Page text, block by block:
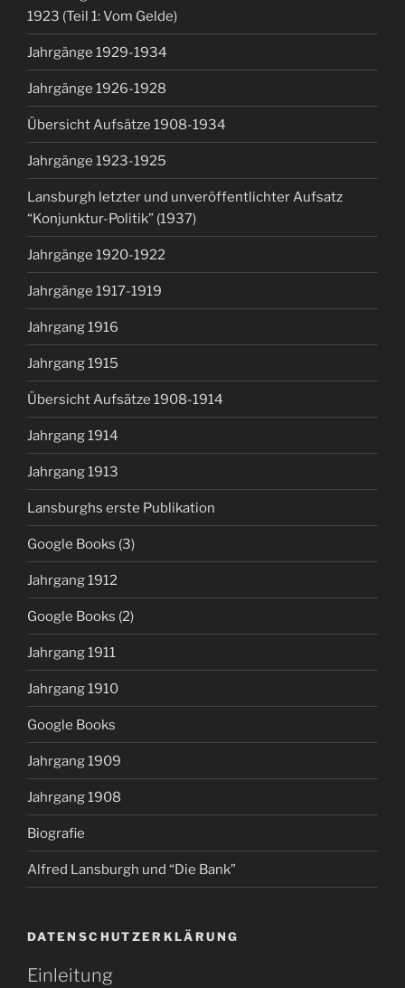
1923 (Teil 1: Vom Gelde)
Jahrgänge 1929-1934
Jahrgänge 1926-1928
Übersicht Aufsätze 1908-1934
Jahrgänge 1923-1925
Lansburgh letzter und unveröffentlichter Aufsatz
“Konjunktur-Politik” (1937)
Jahrgänge 1920-1922
Jahrgänge 1917-1919
Jahrgang 1916
Jahrgang 1915
Übersicht Aufsätze 1908-1914
Jahrgang 1914
Jahrgang 1913
Lansburghs erste Publikation
Google Books (3)
Jahrgang 1912
Google Books (2)
Jahrgang 1911
Jahrgang 1910
Google Books
Jahrgang 1909
Jahrgang 1908
Biografie
Alfred Lansburgh und “Die Bank”
DATENSCHUTZERKLÄRUNG
Einleitung